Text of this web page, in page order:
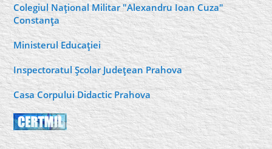
Colegiul Naţional Militar "Alexandru Ioan Cuza"
Constanţa
Ministerul Educaţiei
Inspectoratul Şcolar Judeţean Prahova
Casa Corpului Didactic Prahova